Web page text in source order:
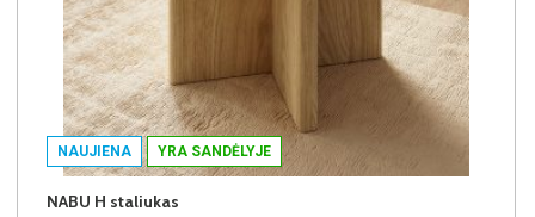
NAUJIENA YRA SANDĖLYJE
NABU H staliukas